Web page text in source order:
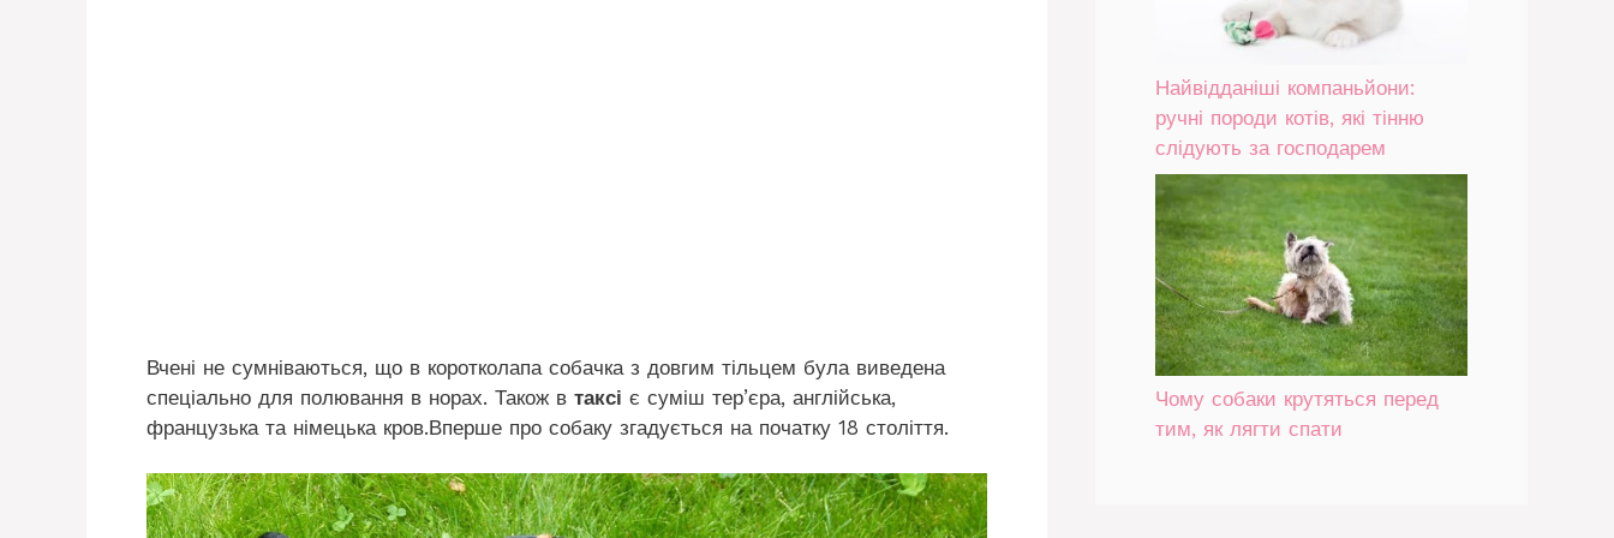
Вчені не сумніваються, що в коротколапа собачка з довгим тільцем була виведена
спеціально для полювання в норах. Також в таксі є суміш тер’єра, англійська,
французька та німецька кров.Вперше про собаку згадується на початку 18 століття.
Найвідданіші компаньйони:
ручні породи котів, які тінню
слідують за господарем
Чому собаки крутяться перед
тим, як лягти спати